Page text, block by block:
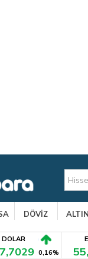
DÖVİZ ALTIN
DOLAR
0,16%